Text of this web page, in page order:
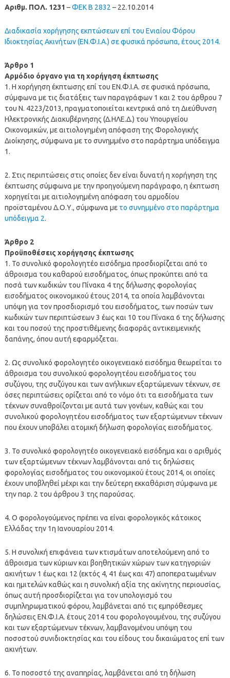
Aριθμ. ΠΟΛ. 1231 –ΦΕΚ B 2832 – 22.10.2014
Διαδικασία χορήγησης εκπτώσεων επί του Ενιαίου Φόρου
Ιδιοκτησίας Ακινήτων (ΕΝ.Φ.Ι.Α.) σε φυσικά πρόσωπα, έτους 2014.
Άρθρο 1
Αρμόδιο όργανο για τη χορήγηση έκπτωσης
1. Η χορήγηση έκπτωσης επί του ΕΝ.Φ.Ι.Α. σε φυσικά πρόσωπα,
σύμφωνα με τις διατάξεις των παραγράφων 1 και 2 του άρθρου 7
του Ν. 4223/2013, πραγματοποιείται κεντρικά από τη Διεύθυνση
Ηλεκτρονικής Διακυβέρνησης (Δ.ΗΛΕ.Δ.) του Υπουργείου
Οικονομικών, με αιτιολογημένη απόφαση της Φορολογικής
Διοίκησης, σύμφωνα με το συνημμένο στο παράρτημα υπόδειγμα
1.
2. Στις περιπτώσεις στις οποίες δεν είναι δυνατή η χορήγηση της
έκπτωσης σύμφωνα με την προηγούμενη παράγραφο, η έκπτωση
χορηγείται με αιτιολογημένη απόφαση του αρμοδίου
προϊσταμένου Δ.Ο.Υ., σύμφωνα με το συνημμένο στο παράρτημα
υπόδειγμα 2.
Άρθρο 2
Προϋποθέσεις χορήγησης έκπτωσης
1. Το συνολικό φορολογητέο εισόδημα προσδιορίζεται από το
άθροισμα του καθαρού εισοδήματος, όπως προκύπτει από τα
ποσά των κωδικών του Πίνακα 4 της δήλωσης φορολογίας
εισοδήματος οικονομικού έτους 2014, τα οποία λαμβάνονται
υπόψη για τον προσδιορισμό του εισοδήματος, των ποσών των
κωδικών των περιπτώσεων 3 έως και 10 του Πίνακα 6 της δήλωσης
και του ποσού της προστιθέμενης διαφοράς αντικειμενικής
δαπάνης, όπου αυτή εφαρμόζεται.
2. Ως συνολικό φορολογητέο οικογενειακό εισόδημα θεωρείται το
άθροισμα του συνολικού φορολογητέου εισοδήματος του
συζύγου, της συζύγου και των ανήλικων εξαρτώμενων τέκνων, σε
όσες περιπτώσεις ορίζεται από το νόμο ότι τα εισοδήματα των
τέκνων συναθροίζονται με αυτά των γονέων, καθώς και του
συνολικού φορολογητέου εισοδήματος των εξαρτώμενων τέκνων
που έχουν υποβάλει ατομική δήλωση φορολογίας εισοδήματος.
3. Το συνολικό φορολογητέο οικογενειακό εισόδημα και ο αριθμός
των εξαρτώμενων τέκνων λαμβάνονται από τις δηλώσεις
φορολογίας εισοδήματος του οικονομικού έτους 2014, οι οποίες
έχουν υποβληθεί μέχρι και την δεύτερη εκκαθάριση σύμφωνα με
την παρ. 2 του άρθρου 3 της παρούσας.
4. Ο φορολογούμενος πρέπει να είναι φορολογικός κάτοικος
Ελλάδας την 1η Ιανουαρίου 2014.
5. Η συνολική επιφάνεια των κτισμάτων αποτελούμενη από το
άθροισμα των κύριων και βοηθητικών χώρων των κατηγοριών
ακινήτων 1 έως και 12 (εκτός 4, 41 έως και 47) αποπερατωμένων
και ημιτελών καθώς και η συνολική αξία της ακίνητης περιουσίας,
όπως αυτή προσδιορίζεται για τον υπολογισμό του
συμπληρωματικού φόρου, λαμβάνεται από τις εμπρόθεσμες
δηλώσεις ΕΝ.Φ.Ι.Α. έτους 2014 του φορολογουμένου, της συζύγου
και των εξαρτώμενων τέκνων, λαμβανομένου υπόψη του
ποσοστού συνιδιοκτησίας και του είδους του δικαιώματος επί των
ακινήτων.
6. Το ποσοστό της αναπηρίας, λαμβάνεται από τη δήλωση